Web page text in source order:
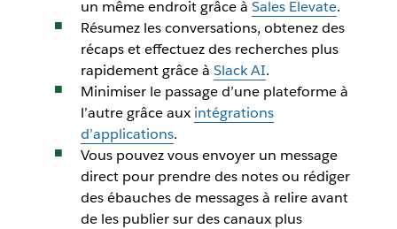
un même endroit grâce à Sales Elevate.
Résumez les conversations, obtenez des
récaps et effectuez des recherches plus
rapidement grâce à Slack AI.
Minimiser le passage d’une plateforme à
l’autre grâce aux intégrations
d’applications.
Vous pouvez vous envoyer un message
direct pour prendre des notes ou rédiger
des ébauches de messages à relire avant
de les publier sur des canaux plus